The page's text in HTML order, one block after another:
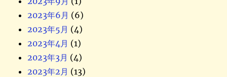
2023年6月 (6)
2023年5月 (4)
2023年4月 (1)
2023年3月 (4)
2023年2月 (13)